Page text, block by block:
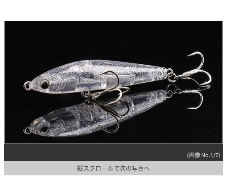
(画像 No.1/7)
縦スクロールで次の写真へ